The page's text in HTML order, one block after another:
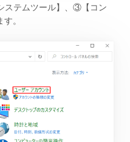
テムツール】、③【コン
。